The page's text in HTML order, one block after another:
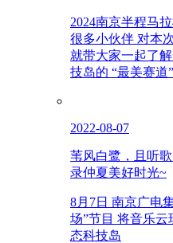
2024南京半程马
很多小伙伴 对本
就带大家一起了
技岛的 “最美赛道”
2022-08-07
苇风白鹭，且听
录仲夏美好时光~
8月7日 南京广电
场”节目 将音乐
态科技岛